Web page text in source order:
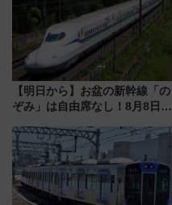
【明日から】お盆の新幹線「の
ぞみ」は自由席なし！8月8日午
せば空きが見つかることも 混
雑避ける「空席」探しのコツ